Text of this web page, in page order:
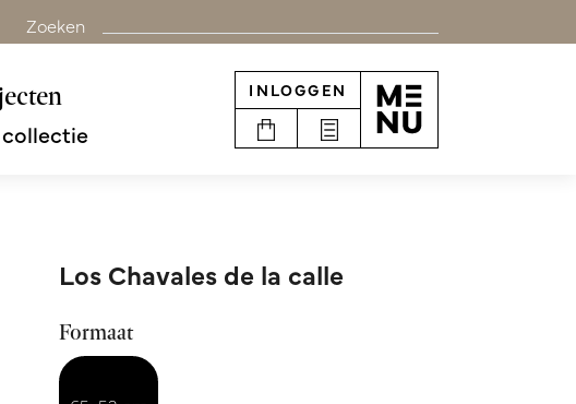
Zoeken
INLOGGEN
Los Chavales de la calle
Formaat